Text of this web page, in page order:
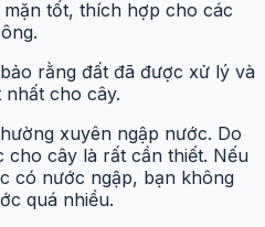
tốt, thích hợp cho các
rằng đất đã được xử lý và
nhất cho cây.
xuyên ngập nước. Do
cây là rất cần thiết. Nếu
có nước ngập, bạn không
quá nhiều.